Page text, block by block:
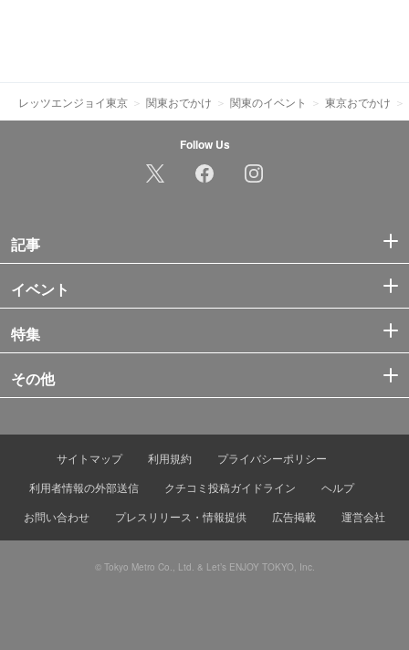
レッツエンジョイ東京 関東おでかけ 関東のイベント 東京おでかけ
Follow Us
記事
イベント
特集
その他
サイトマップ 利用規約
プライバシーポリシー
利用者情報の外部送信
クチコミ投稿ガイドライン
ヘルプ
お問い合わせ
プレスリリース・情報提供 広告掲載 運営会社
© Tokyo Metro Co., Ltd. & Let’s ENJOY TOKYO, Inc.